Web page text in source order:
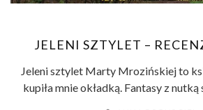
JELENI SZTYLET –
Jeleni sztylet Marty Mrozińskiej to
kupiła mnie okładką. Fantasy z nutką